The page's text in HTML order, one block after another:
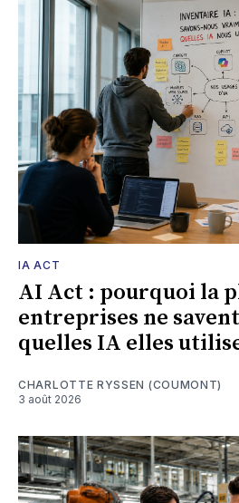
IA ACT
AI Act : pourquoi la
entreprises ne
quelles IA elles
CHARLOTTE RYSSEN (COUMONT)
3 août 2026